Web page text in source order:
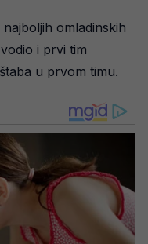
omladinskih
i prvi tim
u prvom timu.